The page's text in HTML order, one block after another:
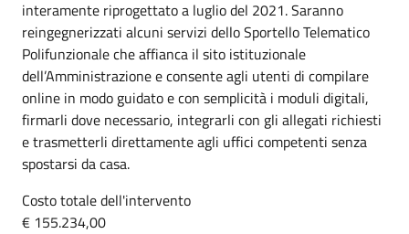
interamente riprogettato a luglio del 2021. Saranno
reingegnerizzati alcuni servizi dello Sportello Telematico
Polifunzionale che affianca il sito istituzionale
dell’Amministrazione e consente agli utenti di compilare
online in modo guidato e con semplicità i moduli digitali,
firmarli dove necessario, integrarli con gli allegati richiesti
e trasmetterli direttamente agli uffici competenti senza
spostarsi da casa.
Costo totale dell'intervento
€ 155.234,00